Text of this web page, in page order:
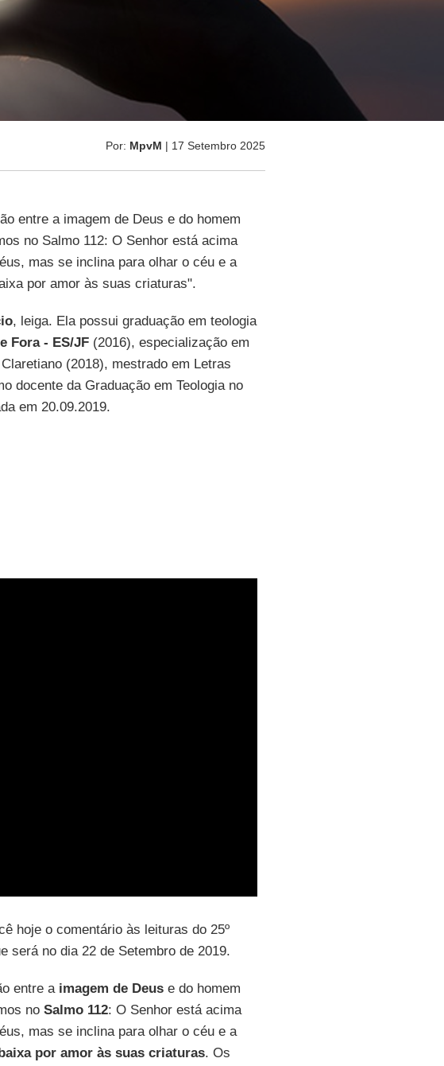
Por: MpvM | 17 Setembro 2025
entre a imagem de Deus e do homem
no Salmo 112: O Senhor está acima
mas se inclina para olhar o céu e a
por amor às suas criaturas".
, leiga. Ela possui graduação em teologia
Fora - ES/JF(2016), especialização em
(2018), mestrado em Letras
docente da Graduação em Teologia no
em 20.09.2019.
hoje o comentário às leituras do 25º
será no dia 22 de Setembro de 2019.
entre aimagem de Deuse do homem
no Salmo 112: O Senhor está acima
mas se inclina para olhar o céu e a
por amor às suas criaturas. Os